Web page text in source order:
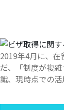
2019年4月に、
だ、「制度が複
識、現時点での活